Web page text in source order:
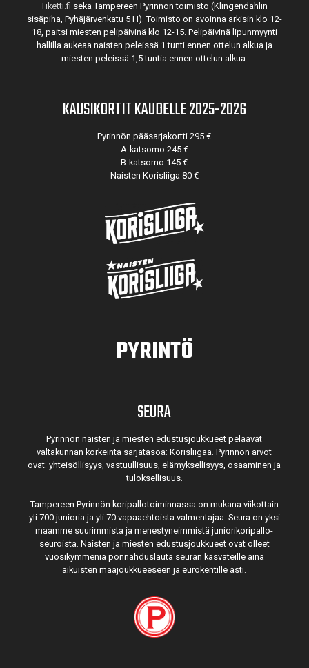
Tiketti.fi sekä Tampereen Pyrinnön toimisto (Klingendahlin
sisäpiha, Pyhäjärvenkatu 5 H). Toimisto on avoinna arkisin klo 12-
18, paitsi miesten pelipäivinä klo 12-15. Pelipäivinä lipunmyynti
hallilla aukeaa naisten peleissä 1 tunti ennen ottelun alkua ja
miesten peleissä 1,5 tuntia ennen ottelun alkua.
KAUSIKORTIT KAUDELLE 2025-2026
Pyrinnön pääsarjakortti 295 €
A-katsomo 245 €
B-katsomo 145 €
Naisten Korisliiga 80 €
PYRINTÖ
SEURA
Pyrinnön naisten ja miesten edustusjoukkueet pelaavat
valtakunnan korkeinta sarjatasoa: Korisliigaa. Pyrinnön arvot
ovat: yhteisöl­lisyys, vastuul­lisuus, elämyk­sellisyys, osaaminen ja
tulok­sellisuus.
Tampereen Pyrinnön kori­pallo­toimin­nassa on mukana viikottain
yli 700 junioria ja yli 70 vapaa­ehtoista valmen­tajaa. Seura on yksi
maamme suurim­mista ja menes­tyneim­mistä juni­ori­kori­pallo­
seuroista. Naisten ja miesten edustus­joukkueet ovat olleet
vuosi­kymmeniä ponnahdus­lauta seuran kasvateille aina
aikuisten maa­joukkueeseen ja euro­kentille asti.